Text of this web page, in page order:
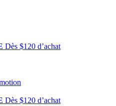
Dès $120 d’achat
Dès $120 d’achat